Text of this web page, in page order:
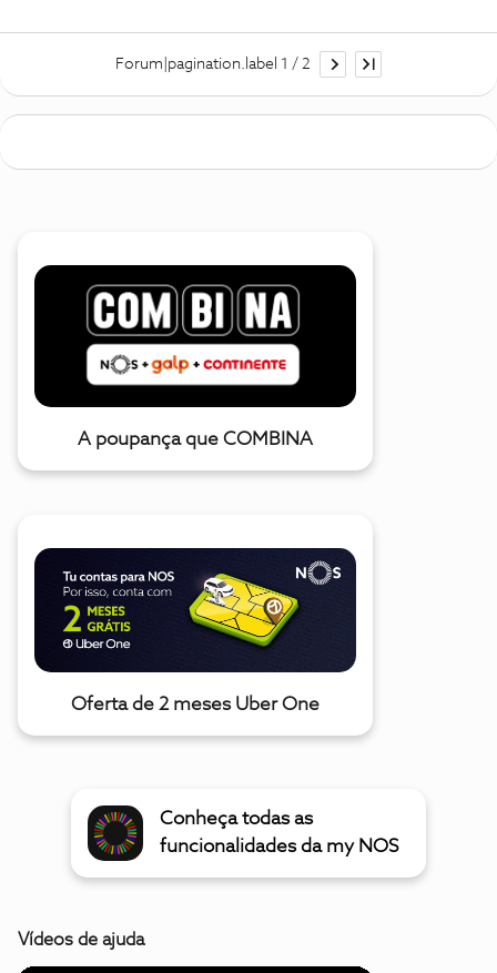
Forum|pagination.label 1 / 2
A poupança que COMBINA
Oferta de 2 meses Uber One
Conheça todas as
funcionalidades da my NOS
Vídeos de ajuda